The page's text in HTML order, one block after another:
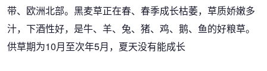
带、欧洲北部。黑麦草正在春、春季成长枯萎，草质娇嫩多
汁，下酒性好，是牛、羊、兔、猪、鸡、鹅、鱼的好粮草。
供草期为10月至次年5月，夏天没有能成长